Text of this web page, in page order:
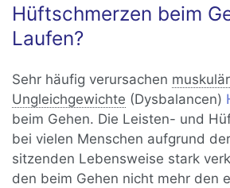
Hüftschmerzen beim
Laufen?
Sehr häufig verursachen
Ungleichgewichte (Dysbalancen)
beim Gehen. Die Leisten- und
bei vielen Menschen aufgrund
sitzenden Lebensweise stark
den beim Gehen nicht mehr den